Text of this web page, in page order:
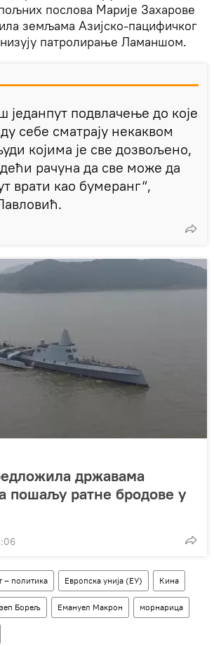
послова Марије Захарове
земљама Азијско-пацифичког
патролирање Ламаншом.
једанпут подвлачење до које
себе сматрају некаквом
којима је све дозвољено,
рачуна да све може да
врати као бумеранг“,
државама
пошаљу ратне бродове у
– политика Европска унија (ЕУ) Кина
Борељ Емануел Макрон морнарица